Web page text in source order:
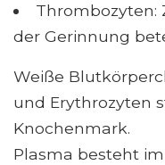
Thrombozyten:
der Gerinnung
Weiße
und Erythrozyten
Knochenmark.
Plasma besteht